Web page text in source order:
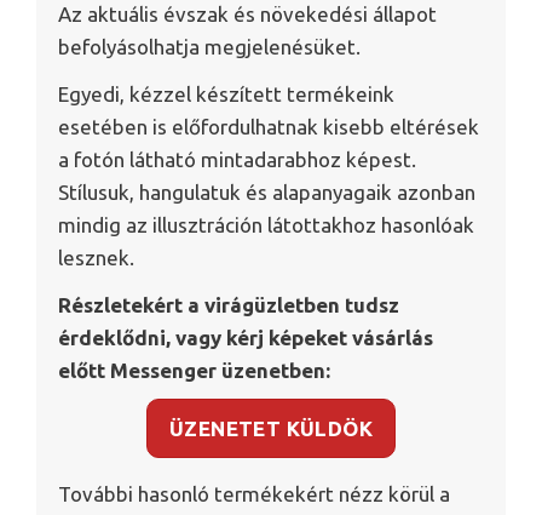
Az aktuális évszak és növekedési állapot
befolyásolhatja megjelenésüket.
Egyedi, kézzel készített termékeink
esetében is előfordulhatnak kisebb eltérések
a fotón látható mintadarabhoz képest.
Stílusuk, hangulatuk és alapanyagaik azonban
mindig az illusztráción látottakhoz hasonlóak
lesznek.
Részletekért a virágüzletben tudsz
érdeklődni, vagy kérj képeket vásárlás
előtt Messenger üzenetben:
ÜZENETET KÜLDÖK
További hasonló termékekért nézz körül a